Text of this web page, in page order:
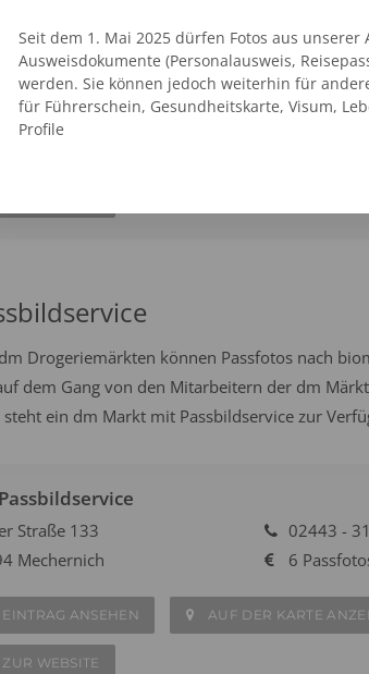
Treff HOKUSFOKUS
26
Mechernich
02443
Drogeriemärkten können Passfotos nach
dem Gang von den Mitarbeitern der dm
ein dm Markt mit Passbildservice zur
Straße 133
Mechernich
02443 -
6
EINTRAG ANSEHEN AUF DER KARTE
ZUR WEBSITE
Seit dem 1. Mai 2025 dürfen Fotos aus
Ausweisdokumente (Personalausweis,
werden. Sie können jedoch weiterhin für
für Führerschein, Gesundheitskarte, Visum,
Profile